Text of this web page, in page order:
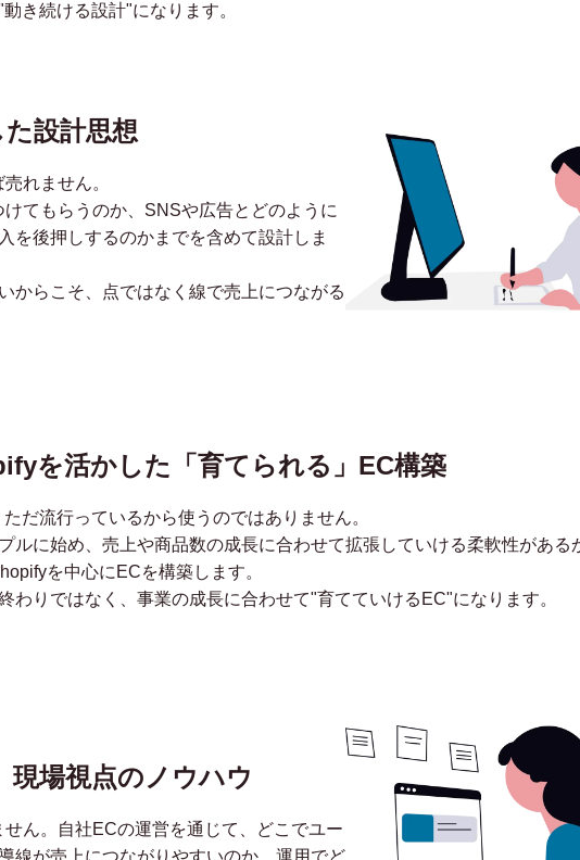
動き続ける設計"になります。
設計思想
れません。
てもらうのか、SNSや広告とどのように
を後押しするのかまでを含めて設計しま
からこそ、点ではなく線で売上につながる
を活かした「育てられる」EC構築
だ流行っているから使うのではありません。
ルに始め、売上や商品数の成長に合わせて拡張していける柔軟性がある
を中心にECを構築します。
わりではなく、事業の成長に合わせて"育てていけるEC"になります。
現場視点のノウハウ
ん。自社ECの運営を通じて、どこでユー
線が売上につながりやすいのか、運用でど